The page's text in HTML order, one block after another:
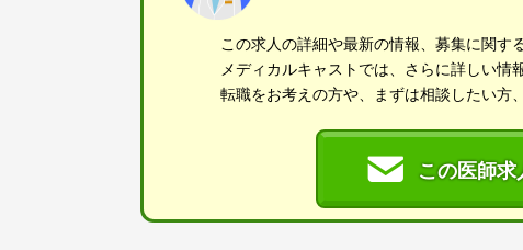
この求人の詳細や最新の情報、募集に関す
メディカルキャストでは、さらに詳しい情
転職をお考えの方や、まずは相談したい方
この医師求